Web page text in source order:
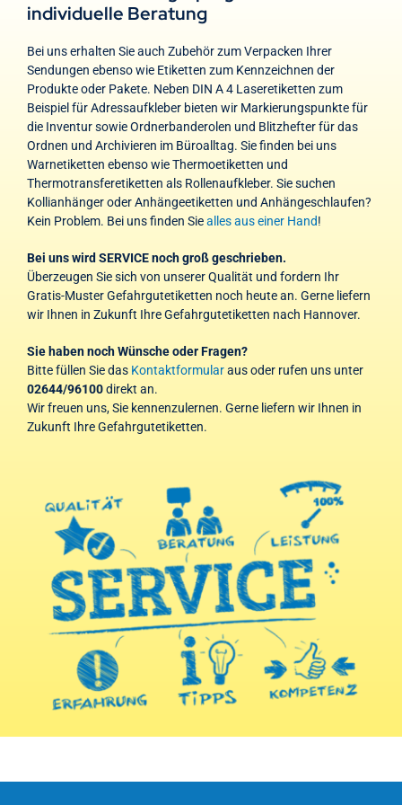
individuelle Beratung
Bei uns erhalten Sie auch Zubehör zum Verpacken Ihrer
Sendungen ebenso wie Etiketten zum Kennzeichnen der
Produkte oder Pakete. Neben DIN A 4 Laseretiketten zum
Beispiel für Adressaufkleber bieten wir Markierungspunkte für
die Inventur sowie Ordnerbanderolen und Blitzhefter für das
Ordnen und Archivieren im Büroalltag. Sie finden bei uns
Warnetiketten ebenso wie Thermoetiketten und
Thermotransferetiketten als Rollenaufkleber. Sie suchen
Kollianhänger oder Anhängeetiketten und Anhängeschlaufen?
Kein Problem. Bei uns finden Siealles aus einer Hand!
Bei uns wird SERVICE noch groß geschrieben.
Überzeugen Sie sich von unserer Qualität und fordern Ihr
Gratis-Muster Gefahrgutetiketten noch heute an. Gerne liefern
wir Ihnen in Zukunft Ihre Gefahrgutetiketten nach Hannover.
Sie haben noch Wünsche oder Fragen?
Bitte füllen Sie das Kontaktformularaus oder rufen uns unter
02644/96100direkt an.
Wir freuen uns, Sie kennenzulernen. Gerne liefern wir Ihnen in
Zukunft Ihre Gefahrgutetiketten.